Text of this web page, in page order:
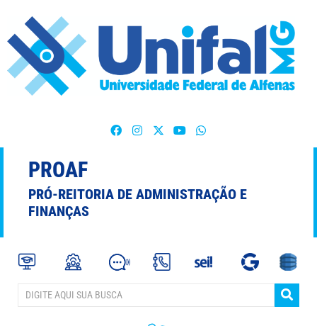
PROAF
PRÓ-REITORIA DE ADMINISTRAÇÃO E
FINANÇAS